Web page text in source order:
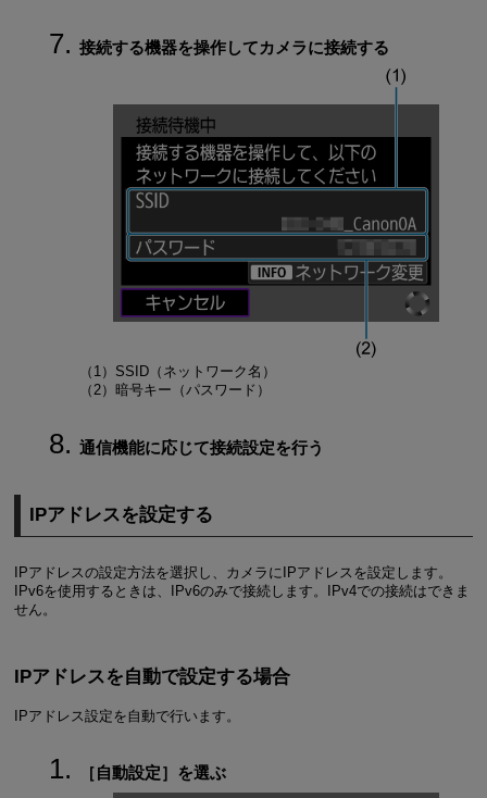
接続する機器を操作してカメラに接続する
（1）SSID（ネットワーク名）
（2）暗号キー（パスワード）
通信機能に応じて接続設定を行う
IPアドレスを設定する
IPアドレスの設定方法を選択し、カメラにIPアドレスを設定します。
IPv6を使用するときは、IPv6のみで接続します。IPv4での接続はできま
せん。
IPアドレスを自動で設定する場合
IPアドレス設定を自動で行います。
［自動設定］を選ぶ